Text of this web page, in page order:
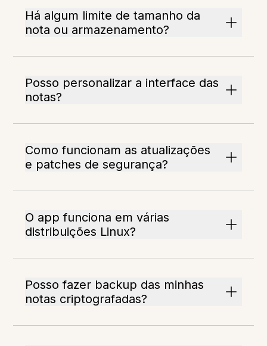
Há algum limite de tamanho da
nota ou armazenamento?
Posso personalizar a interface das
notas?
Como funcionam as atualizações
e patches de segurança?
O app funciona em várias
distribuições Linux?
Posso fazer backup das minhas
notas criptografadas?